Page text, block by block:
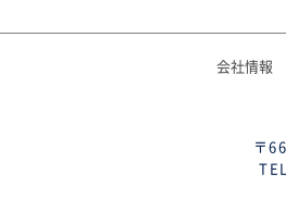
会社情報
〒